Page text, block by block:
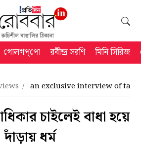
গোলগপ্‌পো রবীন্দ্র সরণি মিনি সিরিজ
an exclusive interview of
চাইলেই বাধা হয়ে
দাঁড়ায় ধর্ম